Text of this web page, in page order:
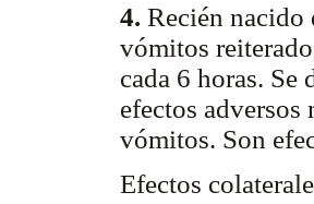
4. Recién nacido
vómitos
cada 6 horas.
efectos adversos
vómitos. Son
Efectos